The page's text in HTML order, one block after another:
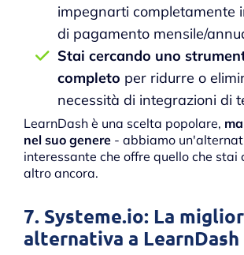
impegnarti completamente
di pagamento mensile/
Stai cercando uno
completo per ridurre o
necessità di integrazioni di
LearnDash è una scelta popolare,
nel suo genere - abbiamo
interessante che offre quello che stai
altro ancora.
7. Systeme.io: La
alternativa a LearnDash